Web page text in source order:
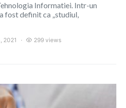
Informatiei. Intr-un
fost definit ca „studiul,
2021 299 views